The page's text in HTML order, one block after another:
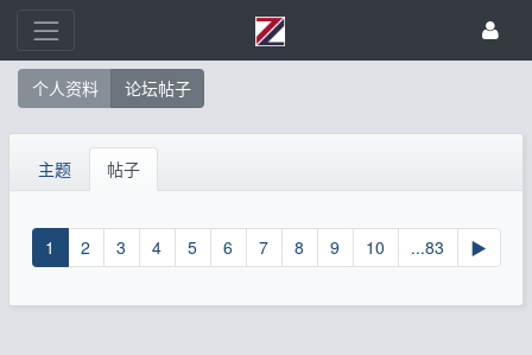
个人资料 论坛帖子
主题 帖子
1 2 3 4 5 6 7 8 9 10 ...83 ▶